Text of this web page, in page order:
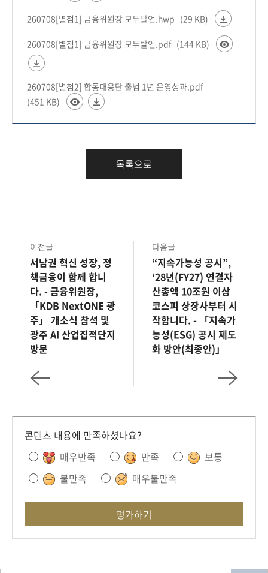
260708[별첨1] 금융위원장 모두발언.hwp (29 KB)
260708[별첨1] 금융위원장 모두발언.pdf (144 KB)
260708[별첨2] 합동대응단 출범 1년 운영성과.pdf
(451 KB)
목록으로
이전글
서남권 혁신 성장, 정
책금융이 함께 합니
다. - 금융위원장,
「KDB NextONE 광
주」 개소식 참석 및
광주 AI 산업집적단지
방문
다음글
“지속가능성 공시”,
‘28년(FY27) 연결자
산총액 10조원 이상
코스피 상장사부터 시
작합니다. - 「지속가
능성(ESG) 공시 제도
화 방안(최종안)」
콘텐츠 내용에 만족하셨나요?
매우만족
만족
보통
불만족
매우불만족
평가하기